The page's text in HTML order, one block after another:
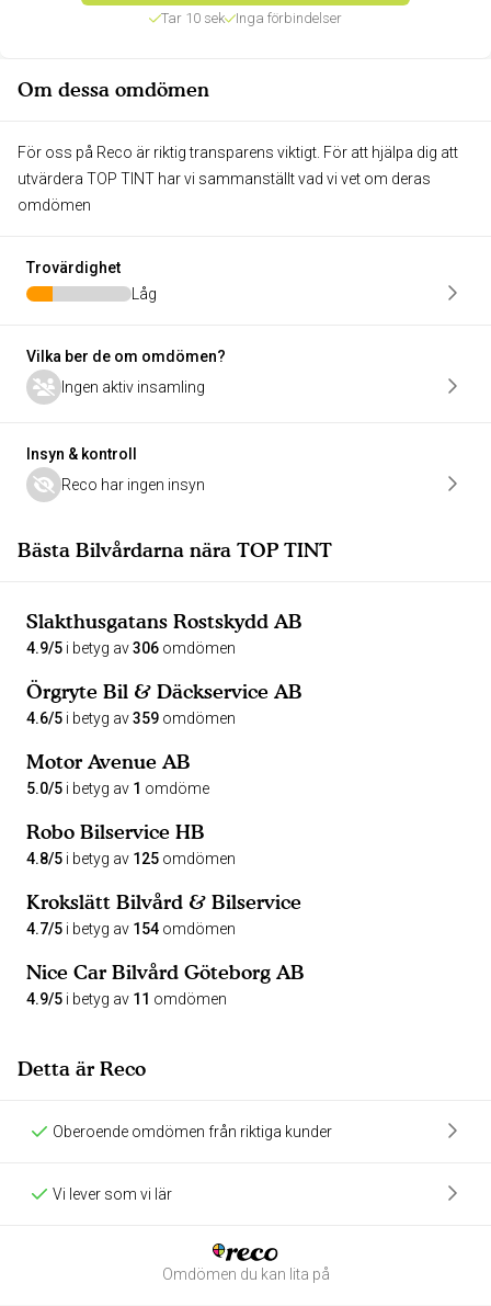
Tar 10 sek Inga förbindelser
Om dessa omdömen
För oss på Reco är riktig transparens viktigt. För att hjälpa dig att
utvärdera TOP TINT har vi sammanställt vad vi vet om deras
omdömen
Trovärdighet
Låg
Vilka ber de om omdömen?
Ingen aktiv insamling
Insyn & kontroll
Reco har ingen insyn
Bästa Bilvårdarna nära TOP TINT
Slakthusgatans Rostskydd AB
4.9/5 i betyg av306 omdömen
Örgryte Bil & Däckservice AB
4.6/5 i betyg av359 omdömen
Motor Avenue AB
5.0/5 i betyg av 1 omdöme
Robo Bilservice HB
4.8/5 i betyg av 125 omdömen
Krokslätt Bilvård & Bilservice
4.7/5 i betyg av 154 omdömen
Nice Car Bilvård Göteborg AB
4.9/5 i betyg av 11 omdömen
Detta är Reco
Oberoende omdömen från riktiga kunder
Vi lever som vi lär
Omdömen du kan lita på